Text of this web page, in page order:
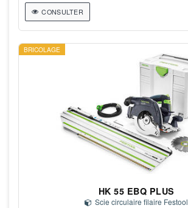
CONSULTER
BRICOLAGE
HK 55 EBQ PLUS
Scie circulaire filaire Festool